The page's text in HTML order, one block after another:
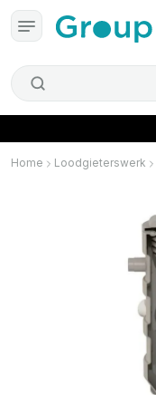
Home Loodgieterswerk